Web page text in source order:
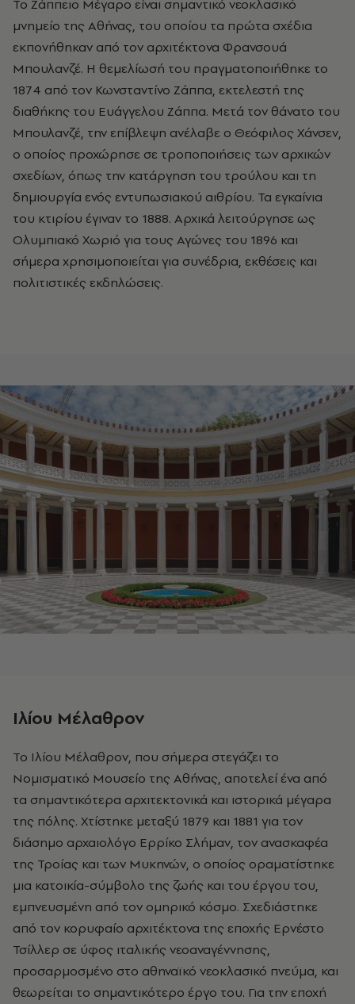
Το Ζάππειο Μέγαρο είναι σημαντικό νεοκλασικό
μνημείο της Αθήνας, του οποίου τα πρώτα σχέδια
εκπονήθηκαν από τον αρχιτέκτονα Φρανσουά
Μπουλανζέ. Η θεμελίωσή του πραγματοποιήθηκε το
1874 από τον Κωνσταντίνο Ζάππα, εκτελεστή της
διαθήκης του Ευάγγελου Ζάππα. Μετά τον θάνατο του
Μπουλανζέ, την επίβλεψη ανέλαβε ο Θεόφιλος Χάνσεν,
ο οποίος προχώρησε σε τροποποιήσεις των αρχικών
σχεδίων, όπως την κατάργηση του τρούλου και τη
δημιουργία ενός εντυπωσιακού αιθρίου. Τα εγκαίνια
του κτιρίου έγιναν το 1888. Αρχικά λειτούργησε ως
Ολυμπιακό Χωριό για τους Αγώνες του 1896 και
σήμερα χρησιμοποιείται για συνέδρια, εκθέσεις και
πολιτιστικές εκδηλώσεις.
Ιλίου Μέλαθρον
Το Ιλίου Μέλαθρον, που σήμερα στεγάζει το
Νομισματικό Μουσείο της Αθήνας, αποτελεί ένα από
τα σημαντικότερα αρχιτεκτονικά και ιστορικά μέγαρα
της πόλης. Χτίστηκε μεταξύ 1879 και 1881 για τον
διάσημο αρχαιολόγο Ερρίκο Σλήμαν, τον ανασκαφέα
της Τροίας και των Μυκηνών, ο οποίος οραματίστηκε
μια κατοικία-σύμβολο της ζωής και του έργου του,
εμπνευσμένη από τον ομηρικό κόσμο. Σχεδιάστηκε
από τον κορυφαίο αρχιτέκτονα της εποχής Ερνέστο
Τσίλλερ σε ύφος ιταλικής νεοαναγέννησης,
προσαρμοσμένο στο αθηναϊκό νεοκλασικό πνεύμα, και
θεωρείται το σημαντικότερο έργο του. Για την εποχή